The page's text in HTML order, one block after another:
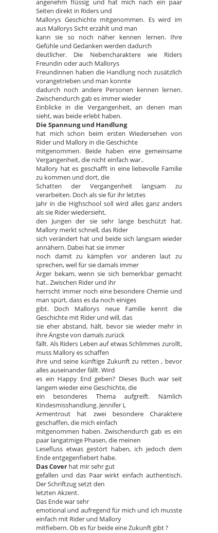
angenehm flüssig und hat mich nach ein paar
Seiten direkt in Riders und
Mallorys Geschichte mitgenommen. Es wird im
aus Mallorys Sicht erzählt und man
kann sie so noch näher kennen lernen. Ihre
Gefühle und Gedanken werden dadurch
deutlicher. Die Nebencharaktere wie Riders
Freundin oder auch Mallorys
Freundinnen haben die Handlung noch zusätzlich
vorangetrieben und man konnte
dadurch noch andere Personen kennen lernen.
Zwischendurch gab es immer wieder
Einblicke in die Vergangenheit, an denen man
sieht, was beide erlebt haben.
Die Spannung und Handlung
hat mich schon beim ersten Wiedersehen von
Rider und Mallory in die Geschichte
mitgenommen. Beide haben eine gemeinsame
Vergangenheit, die nicht einfach war..
Mallory hat es geschafft in eine liebevolle Familie
zu kommen und dort, die
Schatten der Vergangenheit langsam zu
verarbeiten. Doch als sie für ihr letztes
Jahr in die Highschool soll wird alles ganz anders
als sie Rider wiedersieht,
den Jungen der sie sehr lange beschützt hat.
Mallory merkt schnell, das Rider
sich verändert hat und beide sich langsam wieder
annähern. Dabei hat sie immer
noch damit zu kämpfen vor anderen laut zu
sprechen, weil für sie damals immer
Ärger bekam, wenn sie sich bemerkbar gemacht
hat.. Zwischen Rider und ihr
herrscht immer noch eine besondere Chemie und
man spürt, dass es da noch einiges
gibt. Doch Mallorys neue Familie kennt die
Geschichte mit Rider und will, das
sie eher abstand, hält, bevor sie wieder mehr in
ihre Ängste von damals zurück
fällt. Als Riders Leben auf etwas Schlimmes zurollt,
muss Mallory es schaffen
ihre und seine künftige Zukunft zu retten , bevor
alles auseinander fällt. Wird
es ein Happy End geben? Dieses Buch war seit
langem wieder eine Geschichte, die
ein besonderes Thema aufgreift. Nämlich
Kindesmisshandlung. Jennifer L
Armentrout hat zwei besondere Charaktere
geschaffen, die mich einfach
mitgenommen haben. Zwischendurch gab es ein
paar langatmige Phasen, die meinen
Lesefluss etwas gestört haben, ich jedoch dem
Ende entgegenfiebert habe.
Das Cover hat mir sehr gut
gefallen und das Paar wirkt einfach authentisch.
Der Schriftzug setzt den
letzten Akzent.
Das Ende war sehr
emotional und aufregend für mich und ich musste
einfach mit Rider und Mallory
mitfiebern. Ob es für beide eine Zukunft gibt ?